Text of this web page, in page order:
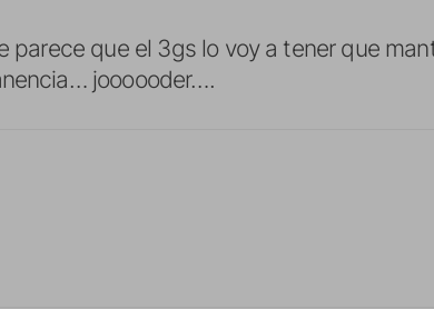
parece que el 3gs lo voy a tener que
joooooder….